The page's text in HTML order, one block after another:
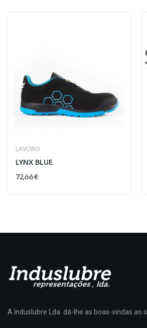
LAVORO
LYNX BLUE
72,66 €
A Induslubre Lda. dá-lhe as boas-vindas ao